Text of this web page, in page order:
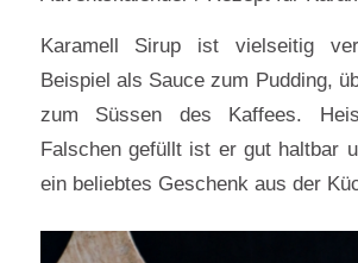
Karamell Sirup ist vielseitig
Beispiel als Sauce zum Pudding,
zum Süssen des Kaffees.
Falschen gefüllt ist er gut haltbar
ein beliebtes Geschenk aus der